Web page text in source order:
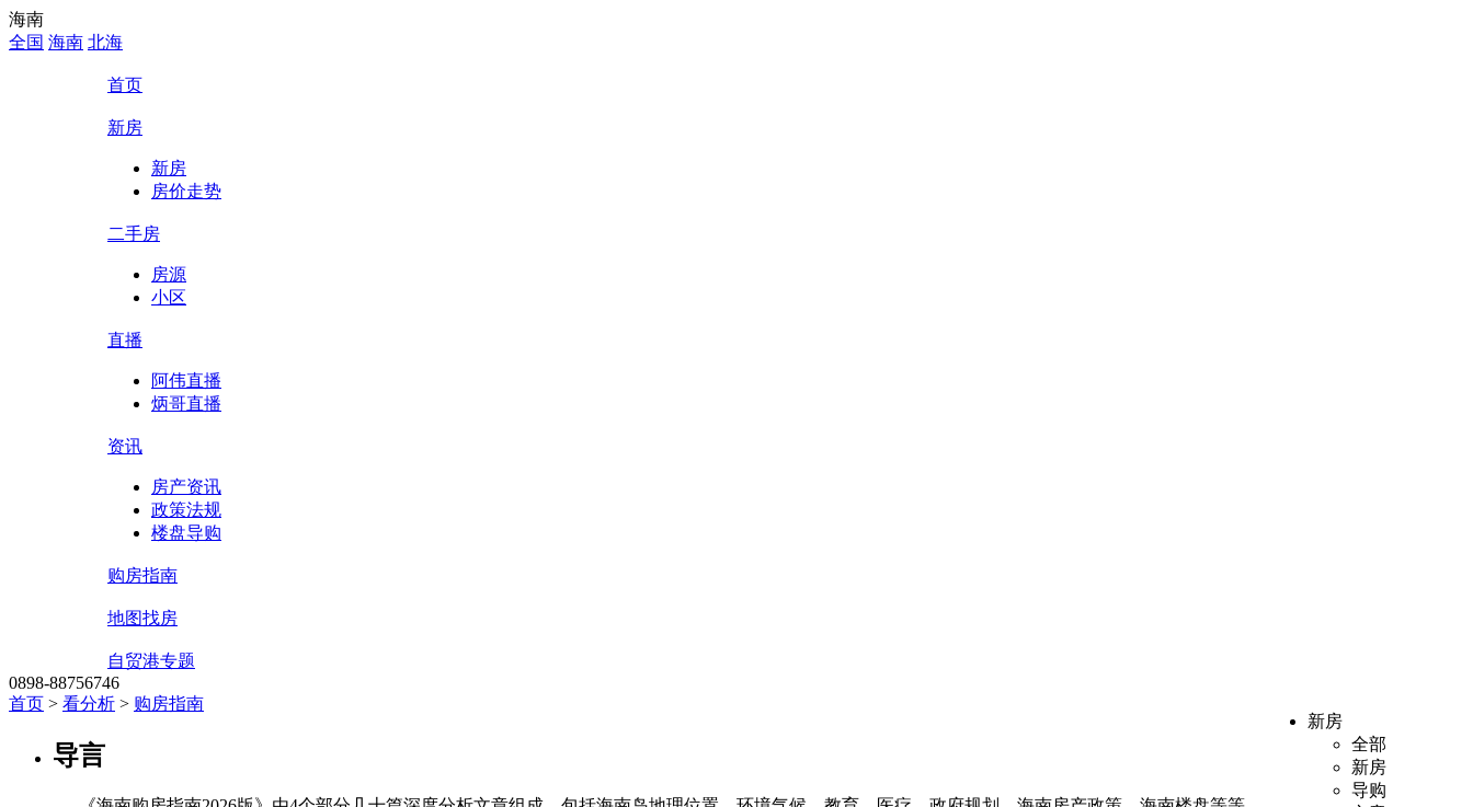
海南
全国 海南 北海
首页
新房
新房
房价走势
二手房
房源
小区
直播
阿伟直播
炳哥直播
资讯
房产资讯
政策法规
楼盘导购
购房指南
地图找房
自贸港专题
0898-88756746
新房
全部
新房
导购
首页 > 看分析 > 购房指南
导言